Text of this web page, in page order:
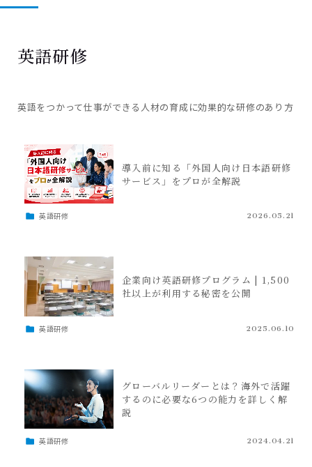
英語研修
英語をつかって仕事ができる人材の育成に効果的な研修のあり方
導入前に知る「外国人向け日本語研修
サービス」をプロが全解説
英語研修 2026.05.21
企業向け英語研修プログラム | 1,500
社以上が利用する秘密を公開
英語研修 2025.06.10
グローバルリーダーとは？海外で活躍
するのに必要な6つの能力を詳しく解
説
英語研修 2024.04.21